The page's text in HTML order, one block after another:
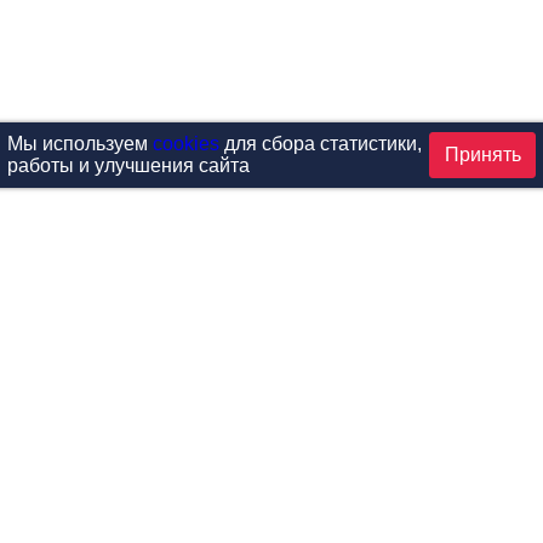
Мы используем cookiesдля сбора статистики,
работы и улучшения сайта
Принять